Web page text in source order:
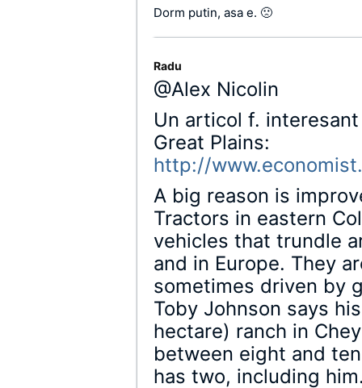
Dorm putin, asa e. 🙁
Radu
@Alex Nicolin
Un articol f.
Great Plains:
http://
A big reason is
Tractors in eastern
vehicles that trundle
and in Europe. They
sometimes driven by
Toby Johnson says
hectare) ranch in
between eight and
has two, including